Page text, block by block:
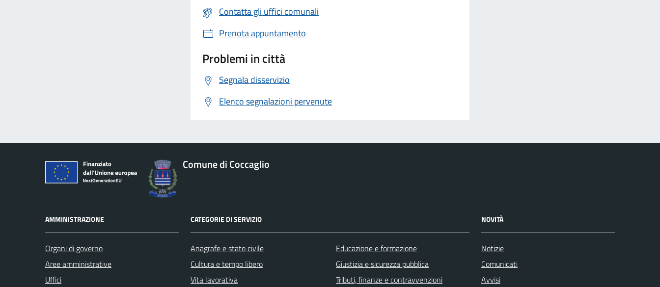
Contatta gli uffici comunali
Prenota appuntamento
Problemi in città
Segnala disservizio
Elenco segnalazioni pervenute
Comune di Coccaglio
AMMINISTRAZIONE
Organi di governo
Aree amministrative
Uffici
CATEGORIE DI SERVIZIO
Anagrafe e stato civile
Cultura e tempo libero
Vita lavorativa
Educazione e formazione
Giustizia e sicurezza pubblica
Tributi, finanze e contravvenzioni
NOVITÀ
Notizie
Comunicati
Avvisi